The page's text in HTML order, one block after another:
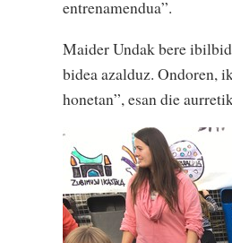
entrenamendua”.
Maider Undak bere
bidea azalduz. Ondoren,
honetan”, esan die